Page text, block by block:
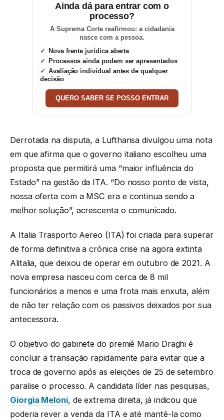
Ainda dá para entrar com o
processo?
A Suprema Corte reafirmou: a cidadania
nasce com a pessoa.
Nova frente jurídica aberta
Processos ainda podem ser apresentados
Avaliação individual antes de qualquer
decisão
QUERO SABER SE POSSO ENTRAR
Derrotada na disputa, a Lufthansa divulgou uma nota
em que afirma que o governo italiano escolheu uma
proposta que permitirá uma “maior influência do
Estado” na gestão da ITA. “Do nosso ponto de vista,
nossa oferta com a MSC era e continua sendo a
melhor solução”, acrescenta o comunicado.
A Italia Trasporto Aereo (ITA) foi criada para superar
de forma definitiva a crônica crise na agora extinta
Alitalia, que deixou de operar em outubro de 2021. A
nova empresa nasceu com cerca de 8 mil
funcionários a menos e uma frota mais enxuta, além
de não ter relação com os passivos deixados por sua
antecessora.
O objetivo do gabinete do premiê Mario Draghi é
concluir a transação rapidamente para evitar que a
troca de governo após as eleições de 25 de setembro
paralise o processo. A candidata líder nas pesquisas,
Giorgia Meloni, de extrema direita, já indicou que
poderia rever a venda da ITA e até mantê-la como